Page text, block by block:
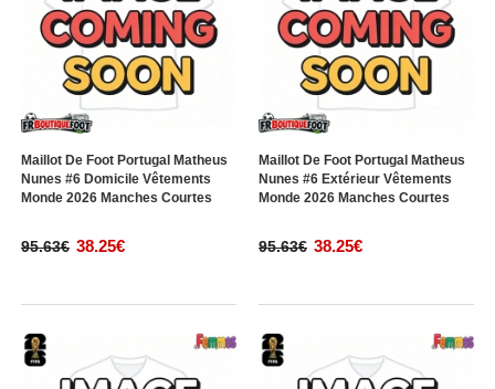
Maillot De Foot Portugal Matheus
Nunes #6 Domicile Vêtements
Monde 2026 Manches Courtes
95.63€ 38.25€
Maillot De Foot Portugal Matheus
Nunes #6 Extérieur Vêtements
Monde 2026 Manches Courtes
95.63€ 38.25€